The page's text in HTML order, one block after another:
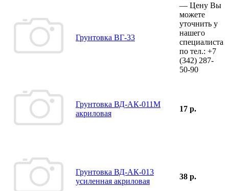
Грунтовка ВГ-33
— Цену Вы
можете
уточнить у
нашего
специалиста
по тел.: +7
(342) 287-
50-90
Грунтовка ВД-АК-011М
акриловая
17 р.
Грунтовка ВД-АК-013
усиленная акриловая
38 р.